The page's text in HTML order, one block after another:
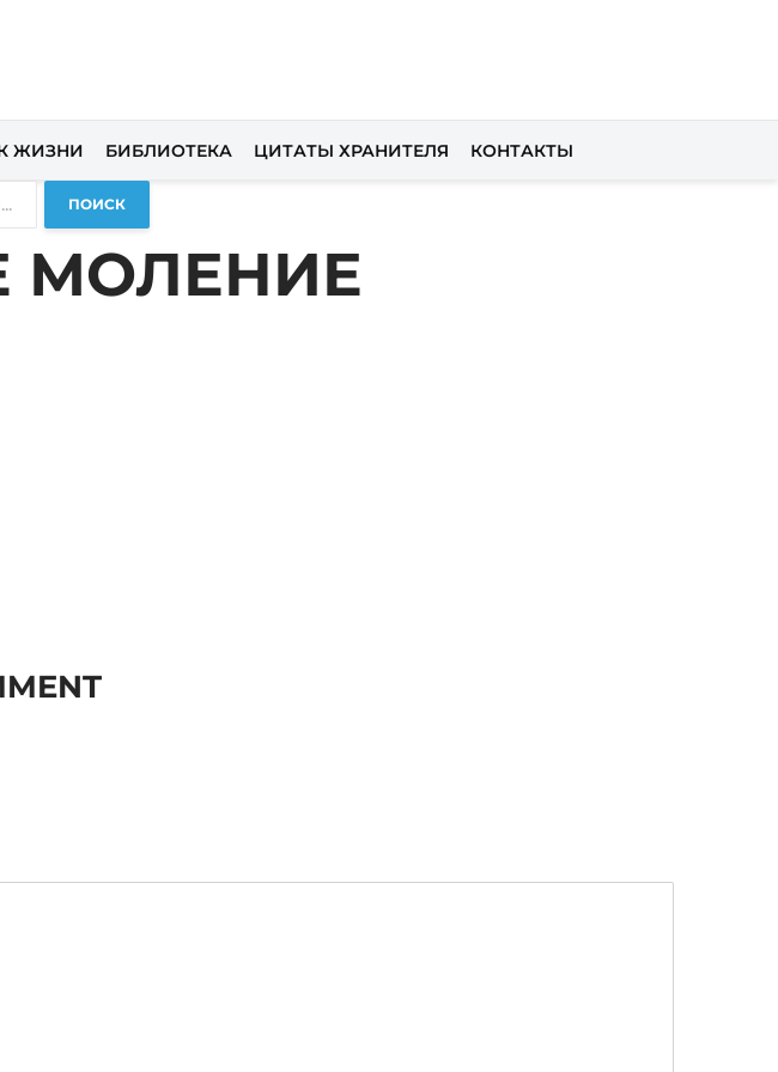
ЖИЗНИ БИБЛИОТЕКА ЦИТАТЫ ХРАНИТЕЛЯ КОНТАКТЫ
ПОИСК
МОЛЕНИЕ